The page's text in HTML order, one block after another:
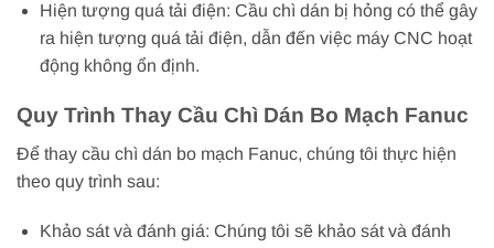
Hiện tượng quá tải điện: Cầu chì dán bị hỏng có thể gây
ra hiện tượng quá tải điện, dẫn đến việc máy CNC hoạt
động không ổn định.
Quy Trình Thay Cầu Chì Dán Bo Mạch Fanuc
Để thay cầu chì dán bo mạch Fanuc, chúng tôi thực hiện
theo quy trình sau:
Khảo sát và đánh giá: Chúng tôi sẽ khảo sát và đánh